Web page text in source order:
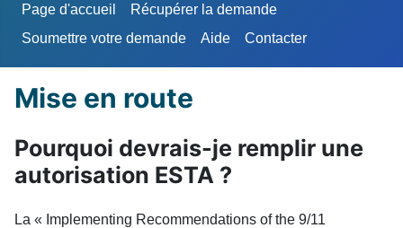
Page d'accueil
Récupérer la demande
Soumettre votre demande
Aide Contacter
Mise en route
Pourquoi devrais-je remplir une
autorisation ESTA ?
La « Implementing Recommendations of the 9/11